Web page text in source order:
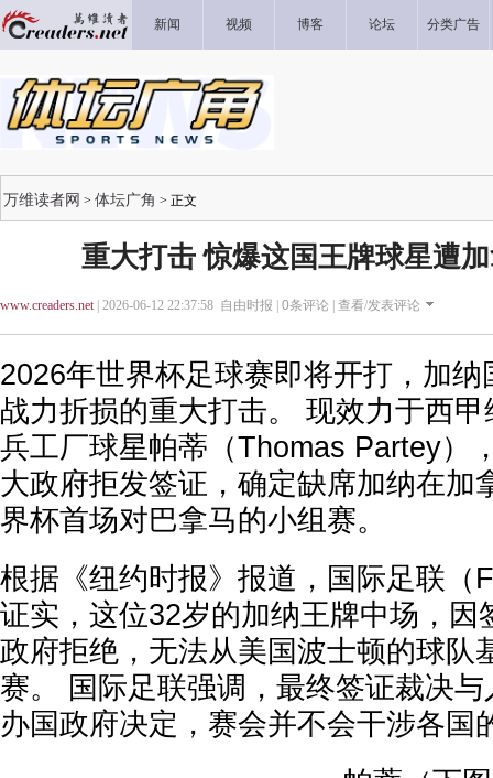
新闻 视频 博客 论坛 分类广告
万维读者网 > 体坛广角 > 正文
重大打击 惊爆这国王牌球星遭
www.creaders.net| 2026-06-12 22:37:58 自由时报 | 0条评论 | 查看/发表评论
2026年世界杯足球赛即将开打，加
战力折损的重大打击。 现效力于西
兵工厂球星帕蒂（Thomas Partey）
大政府拒发签证，确定缺席加纳在加
界杯首场对巴拿马的小组赛。
根据《纽约时报》报道，国际足联（
证实，这位32岁的加纳王牌中场，因
政府拒绝，无法从美国波士顿的球队
赛。 国际足联强调，最终签证裁决
办国政府决定，赛会并不会干涉各国